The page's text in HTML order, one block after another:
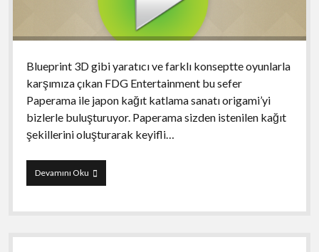
Blueprint 3D gibi yaratıcı ve farklı konseptte oyunlarla
karşımıza çıkan FDG Entertainment bu sefer
Paperama ile japon kağıt katlama sanatı origami’yi
bizlerle buluşturuyor. Paperama sizden istenilen kağıt
şekillerini oluşturarak keyifli…
Devamını OkuPaperama